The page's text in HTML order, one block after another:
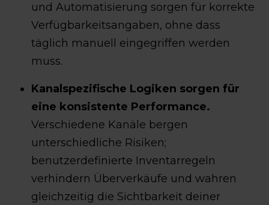
und Automatisierung sorgen für korrekte
Verfügbarkeitsangaben, ohne dass
täglich manuell eingegriffen werden
muss.
Kanalspezifische Logiken sorgen für
eine konsistente Performance.
Verschiedene Kanäle bergen
unterschiedliche Risiken;
benutzerdefinierte Inventarregeln
verhindern Überverkäufe und wahren
gleichzeitig die Sichtbarkeit deiner